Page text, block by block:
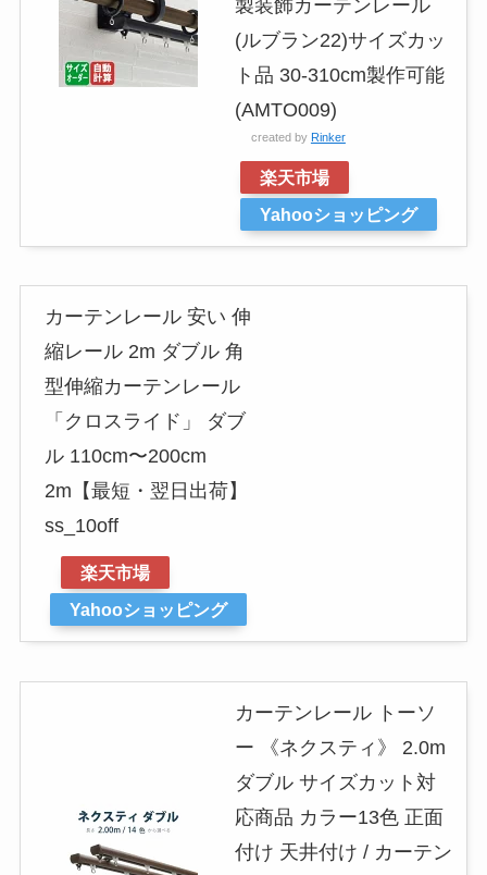
製装飾カーテンレール
(ルブラン22)サイズカッ
ト品 30-310cm製作可能
(AMTO009)
created by Rinker
楽天市場
Yahooショッピング
カーテンレール 安い 伸
縮レール 2m ダブル 角
型伸縮カーテンレール
「クロスライド」 ダブ
ル 110cm〜200cm
2m【最短・翌日出荷】
ss_10off
楽天市場
Yahooショッピング
カーテンレール トーソ
ー 《ネクスティ》 2.0m
ダブル サイズカット対
応商品 カラー13色 正面
付け 天井付け / カーテン